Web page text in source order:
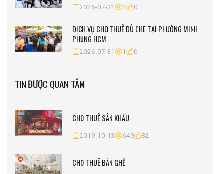
2026-07-31 2 0
DỊCH VỤ CHO THUÊ DÙ CHE TẠI PHƯỜNG MINH
PHỤNG HCM
2026-07-31 1 0
TIN ĐƯỢC QUAN TÂM
CHO THUÊ SÂN KHẤU
2019-10-13 649 82
CHO THUÊ BÀN GHẾ